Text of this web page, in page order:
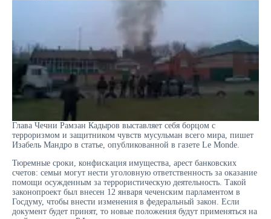
Глава Чечни Рамзан Кадыров выставляет себя борцом с
терроризмом и защитником чувств мусульман всего мира, пишет
Изабель Мандро в статье, опубликованной в газете Le Monde.
Тюремные сроки, конфискация имущества, арест банковских
счетов: семьи могут нести уголовную ответственность за оказание
помощи осужденным за террористическую деятельность. Такой
законопроект был внесен 12 января чеченским парламентом в
Госдуму, чтобы внести изменения в федеральный закон. Если
документ будет принят, то новые положения будут применяться на